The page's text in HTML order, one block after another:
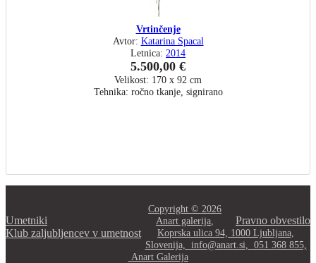
Vrtinčenje
Avtor: Katarina Spacal
Letnica: 2014
5.500,00 €
Velikost: 170 x 92 cm
Tehnika: ročno tkanje, signirano
Umetniki
Klub zaljubljencev v umetnost
Pravno obvestilo
Copyright © 2026
Anart galerija
Koprska ulica 94, 1000 Ljubljana,
Slovenija,
info@anart.si
051 368 855,
Anart Galerija